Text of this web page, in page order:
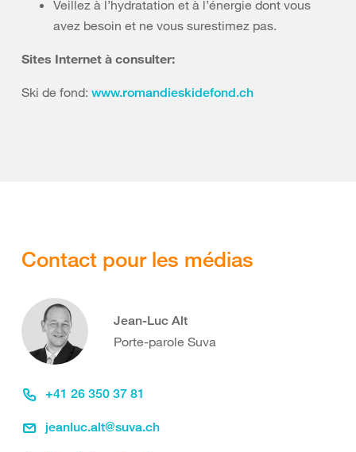
Veillez à l’hydratation et à l’énergie dont vous
avez besoin et ne vous surestimez pas.
Sites Internet à consulter:
Ski de fond: www.romandieskidefond.ch
Contact pour les médias
Jean-Luc Alt
Porte-parole Suva
+41 26 350 37 81
jeanluc.alt@suva.ch